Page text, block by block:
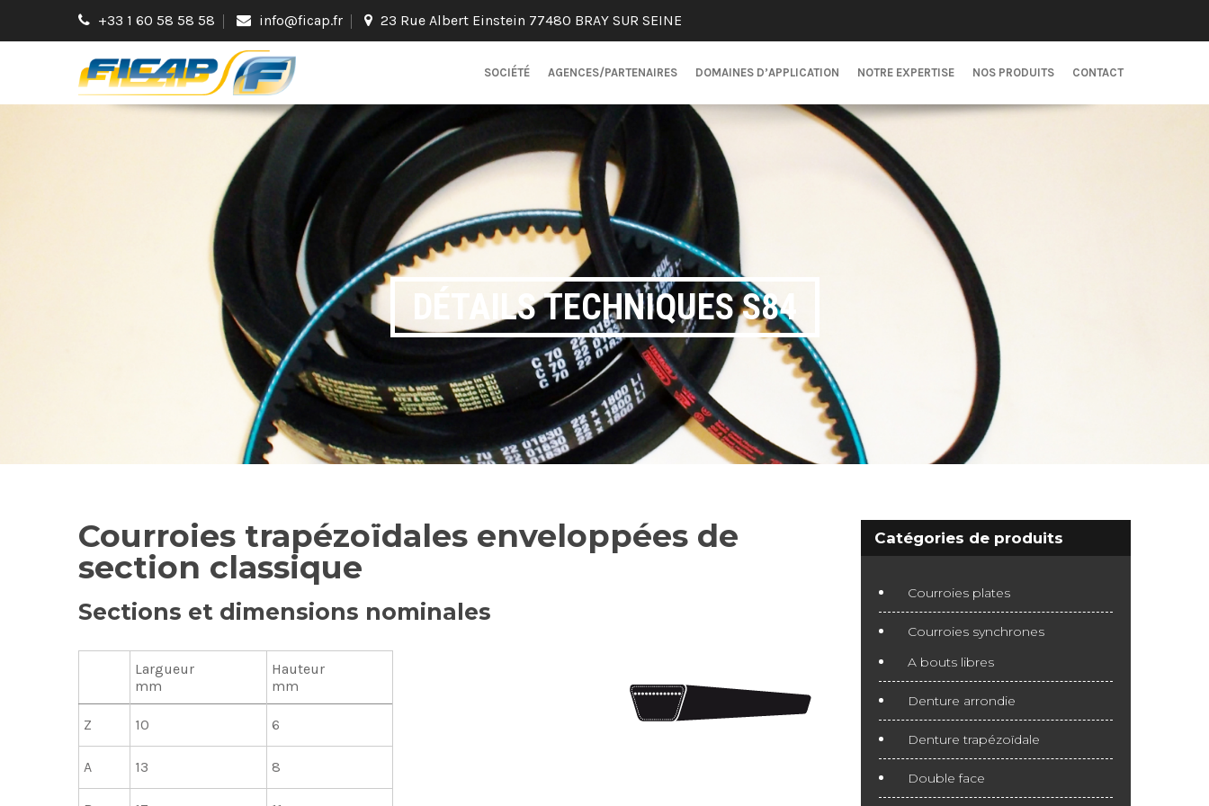
+33 1 60 58 58 58 info@ficap.fr 23 Rue Albert Einstein 77480 BRAY SUR SEINE
SOCIÉTÉ AGENCES/PARTENAIRES DOMAINES D’APPLICATION NOTRE EXPERTISE NOS PRODUITS CONTACT
DÉTAILS TECHNIQUES S84
Courroies trapézoïdales enveloppées de
section classique
Sections et dimensions nominales
Largueur
mm
Hauteur
mm
Z 10 6
A 13 8
Catégories de produits
Courroies plates
Courroies synchrones
A bouts libres
Denture arrondie
Denture trapézoïdale
Double face